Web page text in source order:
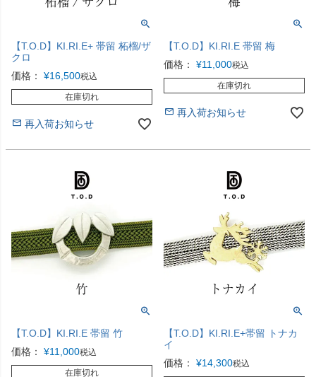
【T.O.D】KI.RI.E+ 帯留 柘榴/ザ
クロ
価格：
¥16,500税込
在庫切れ
再入荷お知らせ
【T.O.D】KI.RI.E 帯留 梅
価格：
¥11,000税込
在庫切れ
再入荷お知らせ
【T.O.D】KI.RI.E 帯留 竹
価格：
¥11,000税込
在庫切れ
【T.O.D】KI.RI.E+帯留 トナカ
イ
価格：
¥14,300税込